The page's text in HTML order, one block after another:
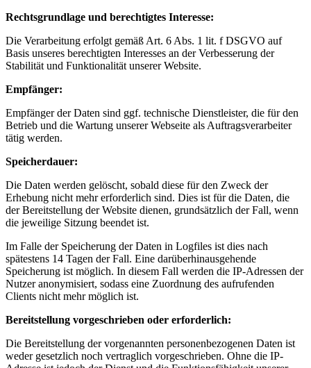
Rechtsgrundlage und berechtigtes Interesse:
Die Verarbeitung erfolgt gemäß Art. 6 Abs. 1 lit. f DSGVO auf
Basis unseres berechtigten Interesses an der Verbesserung der
Stabilität und Funktionalität unserer Website.
Empfänger:
Empfänger der Daten sind ggf. technische Dienstleister, die für den
Betrieb und die Wartung unserer Webseite als Auftragsverarbeiter
tätig werden.
Speicherdauer:
Die Daten werden gelöscht, sobald diese für den Zweck der
Erhebung nicht mehr erforderlich sind. Dies ist für die Daten, die
der Bereitstellung der Website dienen, grundsätzlich der Fall, wenn
die jeweilige Sitzung beendet ist.
Im Falle der Speicherung der Daten in Logfiles ist dies nach
spätestens 14 Tagen der Fall. Eine darüberhinausgehende
Speicherung ist möglich. In diesem Fall werden die IP-Adressen der
Nutzer anonymisiert, sodass eine Zuordnung des aufrufenden
Clients nicht mehr möglich ist.
Bereitstellung vorgeschrieben oder erforderlich:
Die Bereitstellung der vorgenannten personenbezogenen Daten ist
weder gesetzlich noch vertraglich vorgeschrieben. Ohne die IP-